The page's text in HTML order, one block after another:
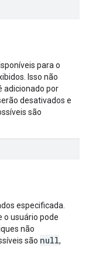
para o
Isso não
adicionado por
desativados e
são
especificada.
o usuário pode
não
são null,